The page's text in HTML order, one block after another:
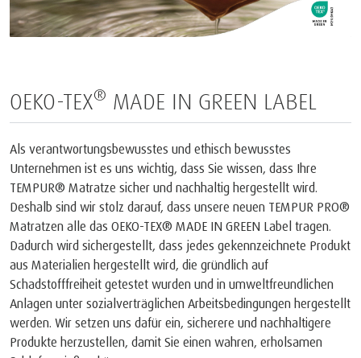
OEKO-TEX® MADE IN GREEN LABEL
Als verantwortungsbewusstes und ethisch bewusstes
Unternehmen ist es uns wichtig, dass Sie wissen, dass Ihre
TEMPUR® Matratze sicher und nachhaltig hergestellt wird.
Deshalb sind wir stolz darauf, dass unsere neuen TEMPUR PRO®
Matratzen alle das OEKO-TEX® MADE IN GREEN Label tragen.
Dadurch wird sichergestellt, dass jedes gekennzeichnete Produkt
aus Materialien hergestellt wird, die gründlich auf
Schadstofffreiheit getestet wurden und in umweltfreundlichen
Anlagen unter sozialverträglichen Arbeitsbedingungen hergestellt
werden. Wir setzen uns dafür ein, sicherere und nachhaltigere
Produkte herzustellen, damit Sie einen wahren, erholsamen